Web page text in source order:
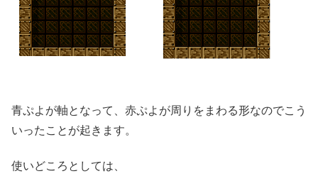
青ぷよが軸となって、赤ぷよが周りをまわる形なのでこう
いったことが起きます。
使いどころとしては、